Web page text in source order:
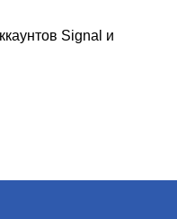
Signal и